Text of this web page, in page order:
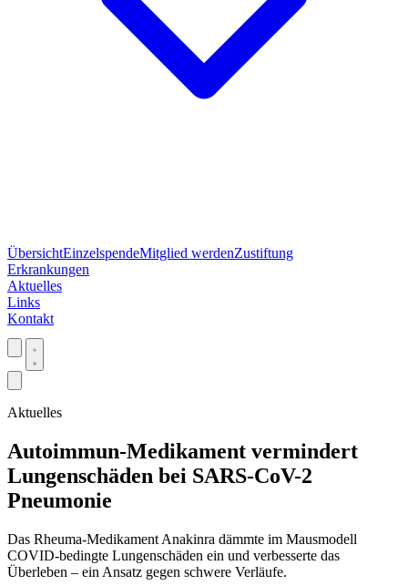
ÜbersichtEinzelspendeMitglied werdenZustiftung
Erkrankungen
Aktuelles
Links
Kontakt
Aktuelles
Autoimmun-Medikament vermindert
Lungenschäden bei SARS-CoV-2
Pneumonie
Das Rheuma-Medikament Anakinra dämmte im Mausmodell
COVID-bedingte Lungenschäden ein und verbesserte das
Überleben – ein Ansatz gegen schwere Verläufe.